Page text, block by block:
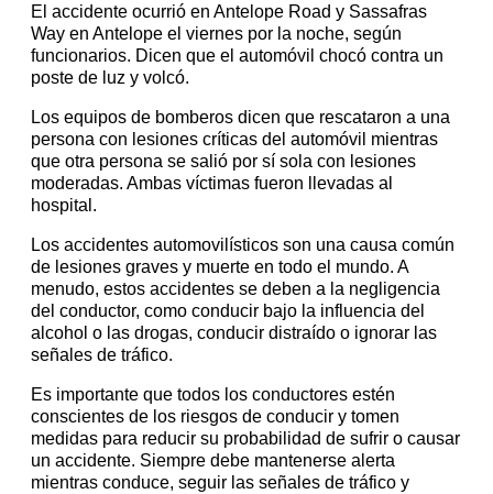
El accidente ocurrió en Antelope Road y Sassafras
Way en Antelope el viernes por la noche, según
funcionarios. Dicen que el automóvil chocó contra un
poste de luz y volcó.
Los equipos de bomberos dicen que rescataron a una
persona con lesiones críticas del automóvil mientras
que otra persona se salió por sí sola con lesiones
moderadas. Ambas víctimas fueron llevadas al
hospital.
Los accidentes automovilísticos son una causa común
de lesiones graves y muerte en todo el mundo. A
menudo, estos accidentes se deben a la negligencia
del conductor, como conducir bajo la influencia del
alcohol o las drogas, conducir distraído o ignorar las
señales de tráfico.
Es importante que todos los conductores estén
conscientes de los riesgos de conducir y tomen
medidas para reducir su probabilidad de sufrir o causar
un accidente. Siempre debe mantenerse alerta
mientras conduce, seguir las señales de tráfico y